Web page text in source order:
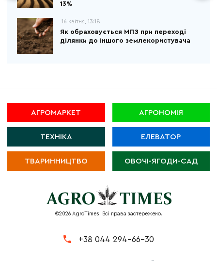
13%
16 квітня, 13:18
Як обраховується МПЗ при переході
ділянки до іншого землекористувача
АГРОМАРКЕТ АГРОНОМІЯ
ТЕХНІКА ЕЛЕВАТОР
ТВАРИННИЦТВО ОВОЧІ-ЯГОДИ-САД
©2026 AgroTimes. Всі права застережено.
+38 044 294-66-30